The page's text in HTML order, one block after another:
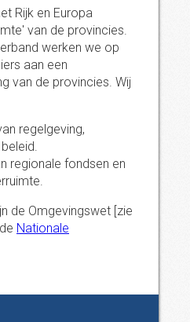
Rijk en Europa
van de provincies.
werken we op
aan een
van de provincies. Wij
regelgeving,
regionale fondsen en
de Omgevingswet [zie
Nationale